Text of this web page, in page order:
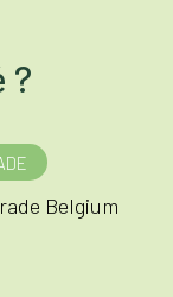
?
Belgium